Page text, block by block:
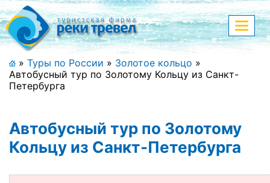
Меню
+7 (911) 182-44-68
Адрес офиса, контакты
меню
» Туры по России » Золотое кольцо »
Автобусный тур по Золотому Кольцу из Санкт-
Петербурга
Автобусный тур по Золотому
Кольцу из Санкт-Петербурга